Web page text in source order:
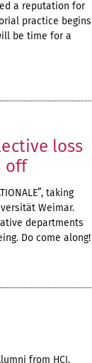
a reputation for
practice begins
be time for a
loss
off
taking
Weimar.
departments
Do come along!
from HCI,